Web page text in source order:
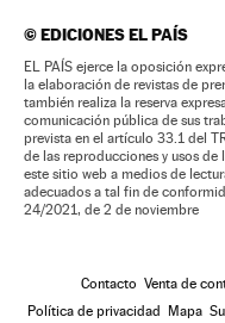
©EDICIONES EL PAÍS
EL PAÍS ejerce la oposición
la elaboración de revistas de
también realiza la reserva
comunicación pública de sus
prevista en el artículo 33.1 del
de las reproducciones y usos de
este sitio web a medios de
adecuados a tal fin de
24/2021, de 2 de noviembre
Contacto Venta de
Política de privacidad Mapa